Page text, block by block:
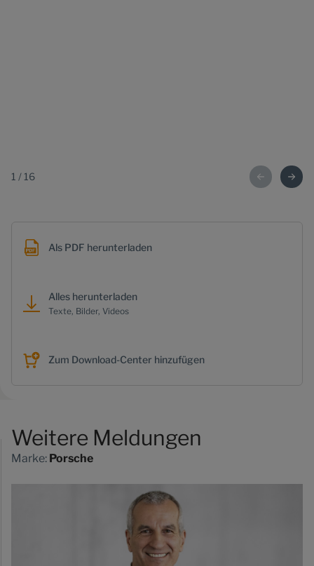
1 / 16
Als PDF herunterladen
Alles herunterladen
Texte, Bilder, Videos
Zum Download-Center hinzufügen
Weitere Meldungen
Marke: Porsche